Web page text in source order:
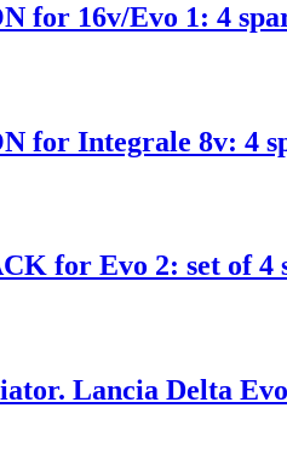
for 16v/Evo 1: 4
for Integrale 8v: 4
for Evo 2: set of 4
Lancia Delta